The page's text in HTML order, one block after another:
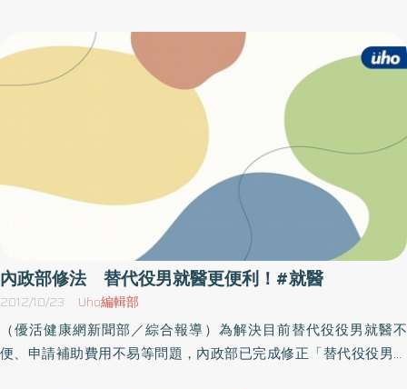
車接駁服務」。署南醫院、成大醫院合作經營將提供，檢驗與檢查
資料線上直接查詢，免重覆受檢、免費救護車接駁、病歷摘要線上
查詢等服務。目前兩院合作經營架構下，充分運用醫療資源，「急
診分流‧雙向轉診開刀‧住院」、兩院外科系跨院際合作「落實在地化
醫療‧成大醫師駐診手術」，專業精細分工，至署南提供完整醫療服
務。本次「雙向定點免費交通車接駁服務」在成大醫院代理院長楊
俊佑全力支持人力與經費下，於3月1日正式上路，每天對開八個班
次，對兩院深度的合作經營更邁向新的里程碑。台南市衛生局長林
聖哲表示，期盼兩院合作經營能守護大台南市民一輩子的健康。
（圖片來源：台南醫院提供）
內政部修法 替代役男就醫更便利！#就醫
2012/10/23 Uho編輯部
（優活健康網新聞部／綜合報導）為解決目前替代役役男就醫不
便、申請補助費用不易等問題，內政部已完成修正「替代役役男替